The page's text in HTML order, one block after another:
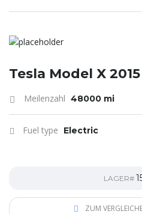
Tesla Model X 2015
Meilenzahl 48000 mi
Fuel type Electric
LAGER#
ZUM